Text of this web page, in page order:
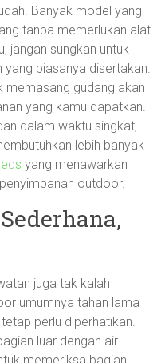
Banyak model yang
tanpa memerlukan alat
jangan sungkan untuk
biasanya disertakan.
memasang gudang akan
yang kamu dapatkan.
dalam waktu singkat,
lebih banyak
yang menawarkan
outdoor.
juga tak kalah
umumnya tahan lama
perlu diperhatikan.
luar dengan air